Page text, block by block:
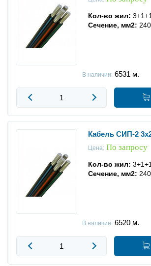
Кол-во жил: 3+1+1
Сечение, мм2:
В наличии:6531 м.
Кабель СИП-2
Цена:По запросу
Кол-во жил: 3+1+1
Сечение, мм2:
В наличии:6520 м.